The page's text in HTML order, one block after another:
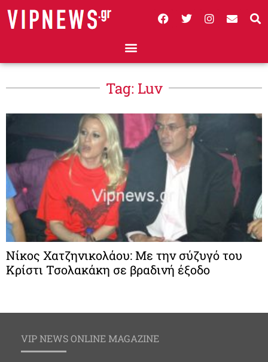
Tag: Luv
Νίκος Χατζηνικολάου: Με την σύζυγό του
Κρίστι Τσολακάκη σε βραδινή έξοδο
VIP NEWS ONLINE MAGAZINE